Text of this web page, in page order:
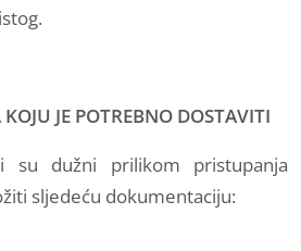
JE POTREBNO DOSTAVITI
su dužni prilikom pristupanja
sljedeću dokumentaciju: